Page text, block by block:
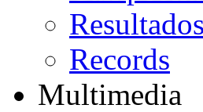
Records
Multimedia